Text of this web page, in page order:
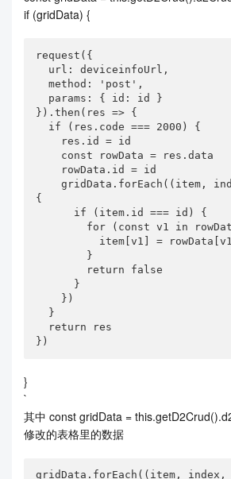
if (gridData) {
request({
  method: 'post',
}).then(res => {
    gridData.forEach((item, index, array) =>
{
})
}
`
其中 const gridData =
修改的表格里的数据
gridData.forEach((item,